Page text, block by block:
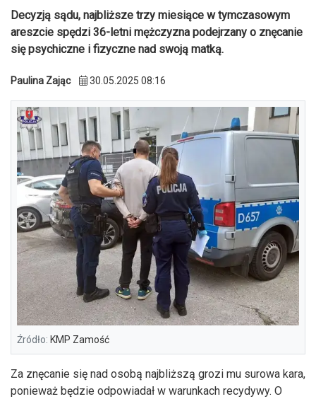
Decyzją sądu, najbliższe trzy miesiące w tymczasowym
areszcie spędzi 36-letni mężczyzna podejrzany o znęcanie
się psychiczne i fizyczne nad swoją matką.
Paulina Zając 30.05.2025 08:16
Źródło: KMP Zamość
Za znęcanie się nad osobą najbliższą grozi mu surowa kara,
ponieważ będzie odpowiadał w warunkach recydywy. O